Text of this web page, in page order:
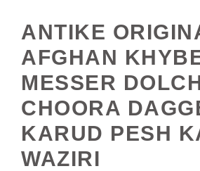
ANTIKE
AFGHAN
MESSER
CHOORA
KARUD PESH
WAZIRI